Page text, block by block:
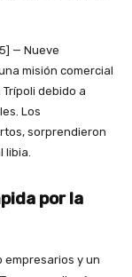
— Nueve
misión comercial
debido a
Los
sorprendieron
libia.
por la
empresarios y un